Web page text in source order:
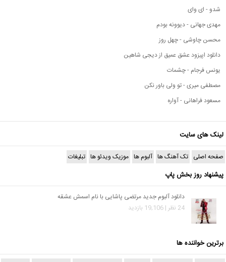
شدو - ای وای
مهدی جهانی - دیوونه بودم
محسن چاوشی - چهل روز
دانلود اپیزود عشق عمیق از دیجی شاهین
یونس فرجام - چشمات
مصطفی میری - تو ولی باور نکن
مسعود فراهانی - آواره
لینک های سایت
صفحه اصلی تک آهنگ ها آلبوم ها موزیک ویدئو ها تبلیغات
پیشنهاد روز بخش پاپ
دانلود آلبوم جدید مرتضی پاشایی با نام اسمش عشقه
24 نظر | 19,106 بازدید
برترین خواننده ها